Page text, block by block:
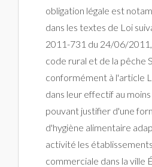
obligation légale est
dans les textes de Loi
2011-731 du 24/06/
code rural et de la pêche
conformément à l'article
dans leur effectif au
pouvant justifier d'une
d'hygiène alimentaire
activité les
commerciale dans la ville